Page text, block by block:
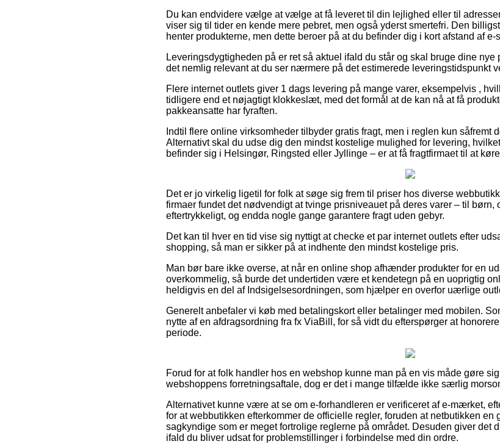
Du kan endvidere vælge at vælge at få leveret til din lejlighed eller til
viser sig til tider en kende mere pebret, men også yderst smertefri. Den
henter produkterne, men dette beroer på at du befinder dig i kort afstand af e-
Leveringsdygtigheden på er ret så aktuel ifald du står og skal bruge dine
det nemlig relevant at du ser nærmere på det estimerede leveringstidspunkt
Flere internet outlets giver 1 dags levering på mange varer, eksempelvis ,
tidligere end et nøjagtigt klokkeslæt, med det formål at de kan nå at få
pakkeansatte har fyraften.
Indtil flere online virksomheder tilbyder gratis fragt, men i reglen kun såfremt
Alternativt skal du udse dig den mindst kostelige mulighed for levering,
befinder sig i Helsingør, Ringsted eller Jyllinge – er at få fragtfirmaet til at
Det er jo virkelig ligetil for folk at søge sig frem til priser hos diverse
firmaer fundet det nødvendigt at tvinge prisniveauet på deres varer – til børn,
eftertrykkeligt, og endda nogle gange garantere fragt uden gebyr.
Det kan til hver en tid vise sig nyttigt at checke et par internet outlets efter
shopping, så man er sikker på at indhente den mindst kostelige pris.
Man bør bare ikke overse, at når en online shop afhænder produkter for en
overkommelig, så burde det undertiden være et kendetegn på en uoprigtig
heldigvis en del af Indsigelsesordningen, som hjælper en overfor uærlige
Generelt anbefaler vi køb med betalingskort eller betalinger med mobilen.
nytte af en afdragsordning fra fx ViaBill, for så vidt du efterspørger at
periode.
Forud for at folk handler hos en webshop kunne man på en vis måde gøre
webshoppens forretningsaftale, dog er det i mange tilfælde ikke særlig
Alternativet kunne være at se om e-forhandleren er verificeret af e-mærket,
for at webbutikken efterkommer de officielle regler, foruden at netbutikken en
sagkyndige som er meget fortrolige reglerne på området. Desuden giver det
ifald du bliver udsat for problemstillinger i forbindelse med din ordre.